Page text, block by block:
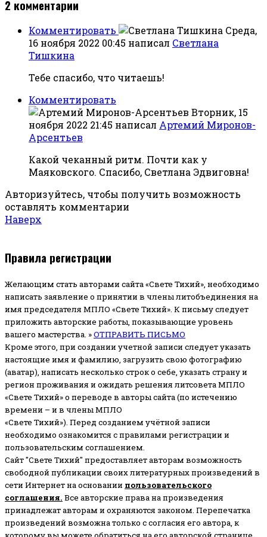
2 комментарии
Комментировать
Среда,
16 ноября 2022 00:45 написал Светлана
Тишкина
Тебе спасибо, что читаешь!
Комментировать
Вторник, 15
ноября 2022 21:45 написал Артемий Миронов-
Арсентьев
Какой чеканный ритм. Почти как у
Маяковского. Спасибо, Светлана Эдвиговна!
Авторизуйтесь, чтобы получить возможность
оставлять комментарии
Наверх
Правила регистрации
Желающим стать авторами сайта «Свете Тихий», необходимо
написать заявление о принятии в члены литобъединения на
имя председателя МПЛО «Свете Тихий». К письму следует
приложить авторские работы, показывающие уровень
вашего мастерства. »ОТПРАВИТЬ ПИСЬМО
Кроме этого, при создании учетной записи следует указать
настоящие имя и фамилию, загрузить свою фотографию
(аватар), написать несколько строк о себе, указать страну и
регион проживания и ожидать решения литсовета МПЛО
«Свете Тихий» о переводе в авторы сайта (по истечению
времени – и в члены МПЛО
«Свете Тихий»). Перед созданием учётной записи
необходимо ознакомится с правилами регистрации и
пользовательским соглашением.
Сайт "Свете Тихий" предоставляет авторам возможность
свободной публикации своих литературных произведений в
сети Интернет на основании пользовательского
соглашения. Все авторские права на произведения
принадлежат авторам и охраняются законом. Перепечатка
произведений возможна только с согласия его автора, к